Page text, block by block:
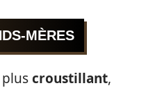
MÈRES
croustillant,